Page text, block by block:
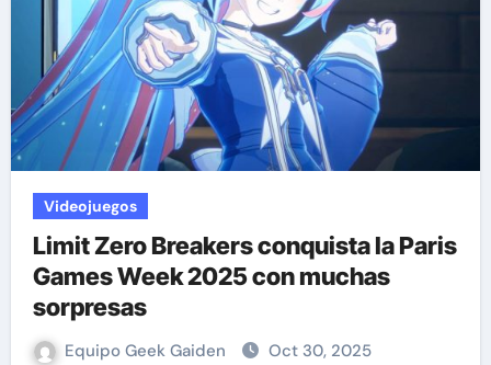
Videojuegos
Limit Zero Breakers conquista la Paris
Games Week 2025 con muchas
sorpresas
Equipo Geek Gaiden Oct 30, 2025